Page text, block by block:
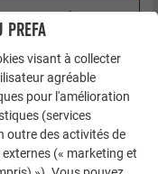
traçage même pour
de faibles
× 44
PREFA
visant à collecter
agréable
pour l'amélioration
(services
outre des activités de
(« marketing et